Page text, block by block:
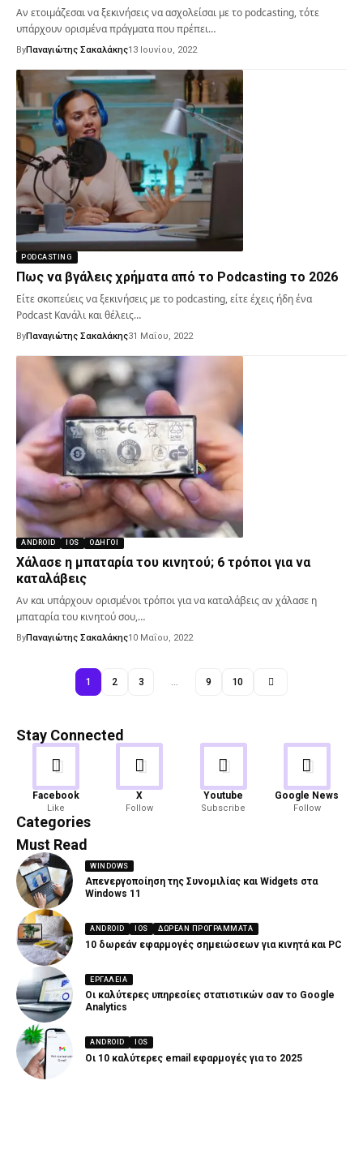
Αν ετοιμάζεσαι να ξεκινήσεις να ασχολείσαι με το podcasting, τότε
υπάρχουν ορισμένα πράγματα που πρέπει…
ByΠαναγιώτης Σακαλάκης13 Ιουνίου, 2022
PODCASTING
Πως να βγάλεις χρήματα από το Podcasting το 2026
Είτε σκοπεύεις να ξεκινήσεις με το podcasting, είτε έχεις ήδη ένα
Podcast Κανάλι και θέλεις…
ByΠαναγιώτης Σακαλάκης31 Μαΐου, 2022
ANDROID IOS ΟΔΗΓΟΊ
Χάλασε η μπαταρία του κινητού; 6 τρόποι για να
καταλάβεις
Αν και υπάρχουν ορισμένοι τρόποι για να καταλάβεις αν χάλασε η
μπαταρία του κινητού σου,…
ByΠαναγιώτης Σακαλάκης10 Μαΐου, 2022
1 2 3 9 10
Stay Connected
Facebook
Like
X
Follow
Youtube
Subscribe
Google News
Follow
Categories
Android
82 Articles
Gaming
19 Articles
Must Read
WINDOWS
Απενεργοποίηση της Συνομιλίας και Widgets στα
Windows 11
ANDROID IOS ΔΩΡΕΆΝ ΠΡΟΓΡΆΜΜΑΤΑ
10 δωρεάν εφαρμογές σημειώσεων για κινητά και PC
ΕΡΓΑΛΕΊΑ
Οι καλύτερες υπηρεσίες στατιστικών σαν το Google
Analytics
ANDROID IOS
Οι 10 καλύτερες email εφαρμογές για το 2025